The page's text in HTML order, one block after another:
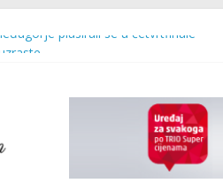
plasirali se u četvrtfinale
Brotnjo 2026.
Bevanda i načelnik Marin Radišić